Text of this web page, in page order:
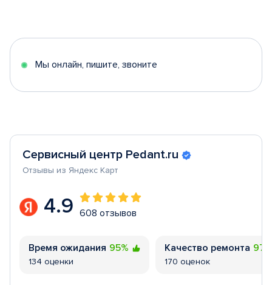
5
Мы онлайн, пишите, звоните
Сервисный центр Pedant.ru
Отзывы из Яндекс Карт
4.9 608 отзывов
Время ожидания 95%
134 оценки
Качество ремонта
170 оценок